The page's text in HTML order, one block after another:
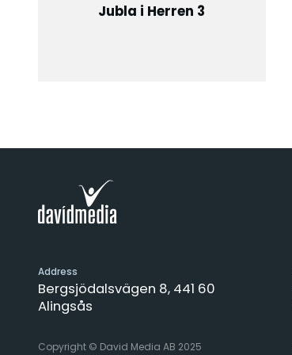
Jubla i Herren 3
Address
Bergsjödalsvägen 8, 441 60
Alingsås
Copyright © David Media AB 2025